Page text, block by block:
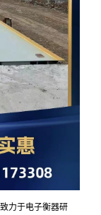
力于电子衡器研